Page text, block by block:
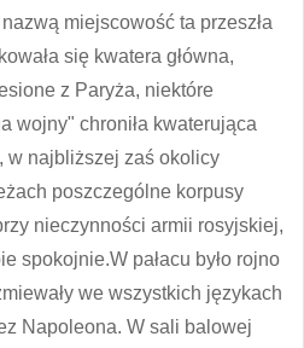
miejscowość ta przeszła
się kwatera główna,
z Paryża, niektóre
wojny" chroniła kwaterująca
w najbliższej zaś okolicy
poszczególne korpusy
nieczynności armii rosyjskiej,
spokojnie.W pałacu było rojno
we wszystkich językach
Napoleona. W sali balowej